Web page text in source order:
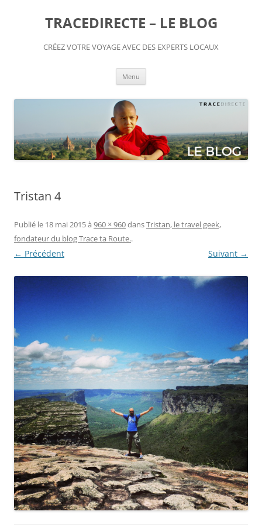
TRACEDIRECTE – LE BLOG
CRÉEZ VOTRE VOYAGE AVEC DES EXPERTS LOCAUX
Menu
Tristan 4
Publié le 18 mai 2015à 960 × 960dansTristan, le travel geek,
fondateur du blog Trace ta Route..
← Précédent Suivant →